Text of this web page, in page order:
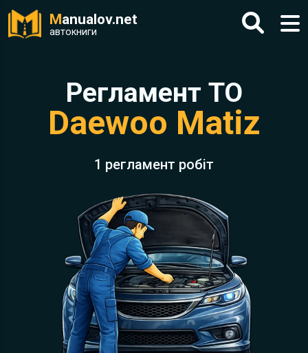
Manualov.net
автокниги
Регламент ТО
Daewoo Matiz
1 регламент робіт